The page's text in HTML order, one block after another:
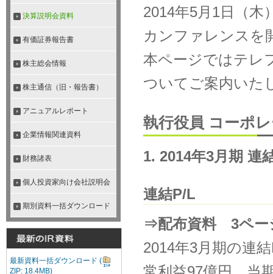
決算説明会資料
有価証券報告書
株主総会情報
株主通信（旧・報告書）
アニュアルレポート
企業情報関連資料
財務諸表
個人投資家向け会社説明会
期別資料一括ダウンロード
最新資料一括ダウンロード (
ZIP: 18.4MB)
2014年5月1日（木
カンファレンスを
本ページではテレ
ついてご案内いた
執行役員 コーポ
1. 2014年3月期 連
連結P/L
⇒配布資料 3ペー
2014年3月期の連